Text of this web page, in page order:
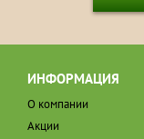
ИНФОРМАЦИЯ
О компании
Акции